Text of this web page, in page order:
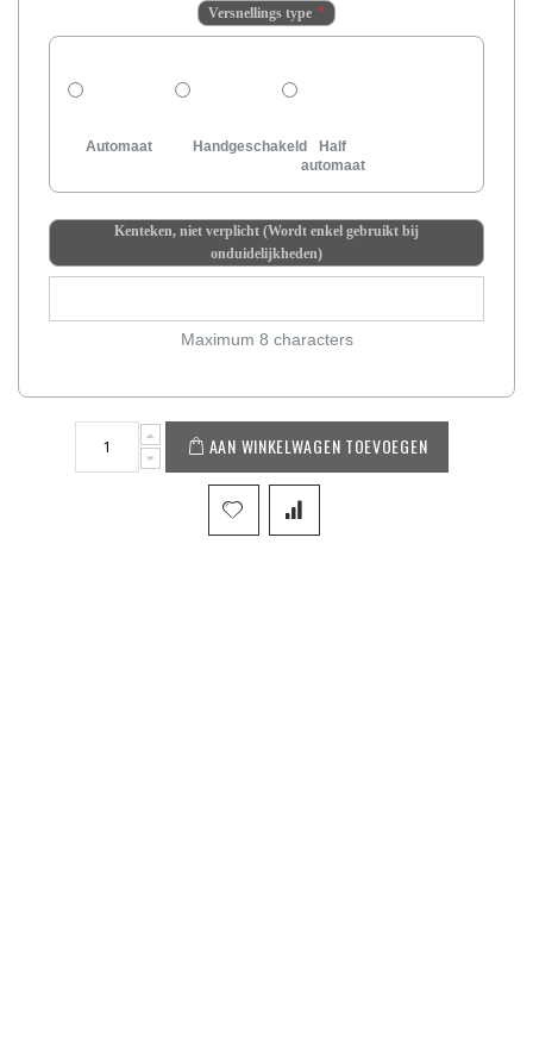
Versnellings type
Automaat Handgeschakeld
Half
automaat
Kenteken, niet verplicht (Wordt enkel gebruikt bij
onduidelijkheden)
Maximum 8 characters
AAN WINKELWAGEN TOEVOEGEN